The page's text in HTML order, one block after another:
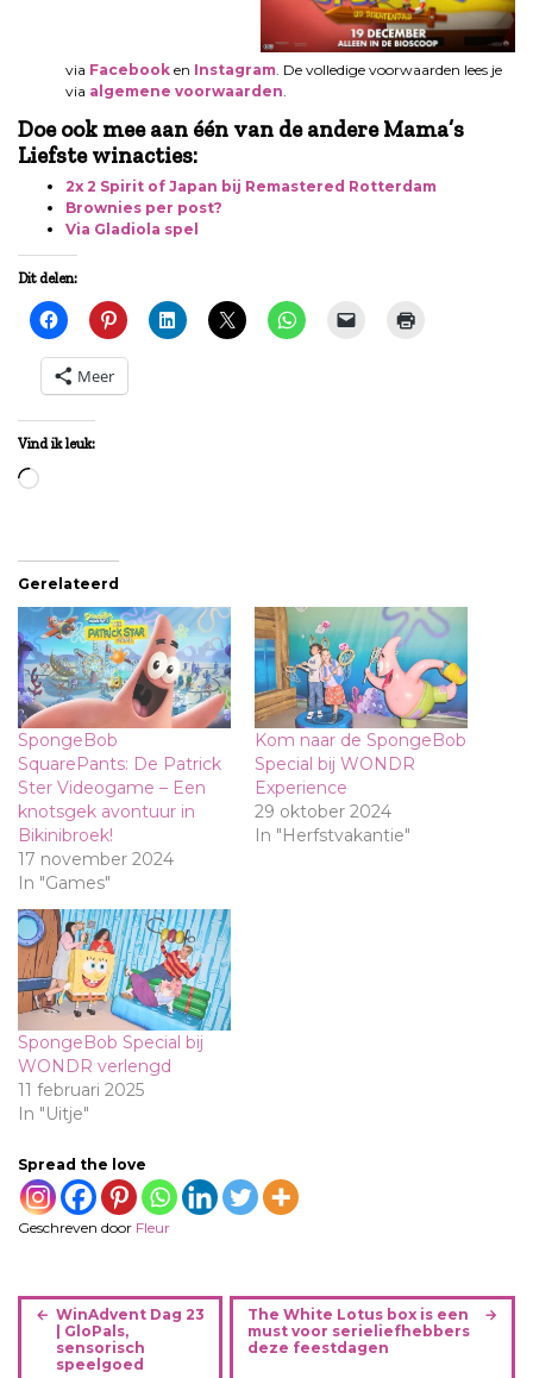
via Facebook en Instagram . De volledige voorwaarden lees je
via algemene voorwaarden
Doe ook mee aan één van de andere Mama’s
Liefste winacties:
2x 2 Spirit of Japan bij Remastered Rotterdam
Brownies per post?
Via Gladiola spel
Dit delen:
Meer
Vind ik leuk:
Aan
Gerelateerd
SpongeBob
SquarePants: De Patrick
Ster Videogame – Een
knotsgek avontuur in
Bikinibroek!
17 november 2024
In "Games"
Kom naar de SpongeBob
Special bij WONDR
Experience
29 oktober 2024
In "Herfstvakantie"
SpongeBob Special bij
WONDR verlengd
11 februari 2025
In "Uitje"
Spread the love
Geschreven door Fleur
B
WinAdvent Dag 23
| GloPals,
sensorisch
speelgoed
The White Lotus box is een
must voor serieliefhebbers
deze feestdagen